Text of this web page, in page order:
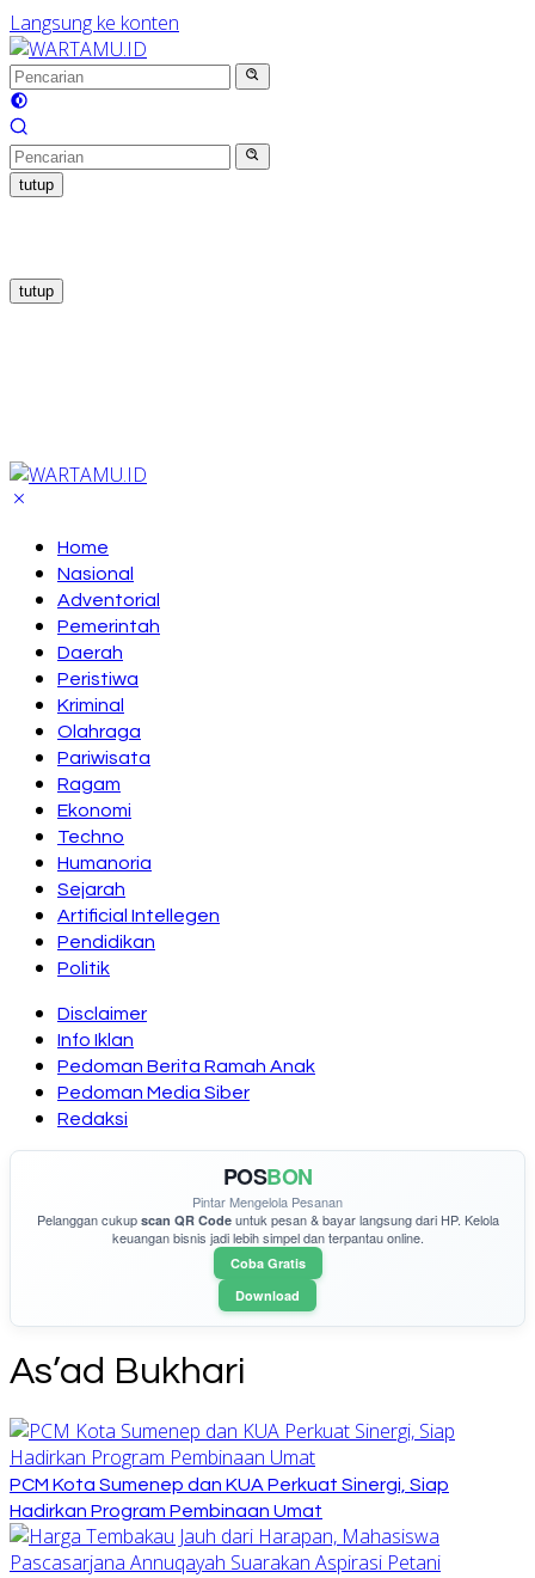
Langsung ke konten
tutup
tutup
Home
Nasional
Adventorial
Pemerintah
Daerah
Peristiwa
Kriminal
Olahraga
Pariwisata
Ragam
Ekonomi
Techno
Humanoria
Sejarah
Artificial Intellegen
Pendidikan
Politik
Disclaimer
Info Iklan
Pedoman Berita Ramah Anak
Pedoman Media Siber
Redaksi
POSBON
Pintar Mengelola Pesanan
Pelanggan cukup scan QR Codeuntuk pesan & bayar langsung dari HP. Kelola
keuangan bisnis jadi lebih simpel dan terpantau online.
Coba Gratis
Download
As’ad Bukhari
PCM Kota Sumenep dan KUA Perkuat Sinergi, Siap
Hadirkan Program Pembinaan Umat